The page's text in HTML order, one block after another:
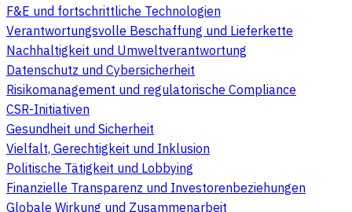
F&E und fortschrittliche Technologien
Verantwortungsvolle Beschaffung und Lieferkette
Nachhaltigkeit und Umweltverantwortung
Datenschutz und Cybersicherheit
Risikomanagement und regulatorische Compliance
CSR-Initiativen
Gesundheit und Sicherheit
Vielfalt, Gerechtigkeit und Inklusion
Politische Tätigkeit und Lobbying
Finanzielle Transparenz und Investorenbeziehungen
Globale Wirkung und Zusammenarbeit